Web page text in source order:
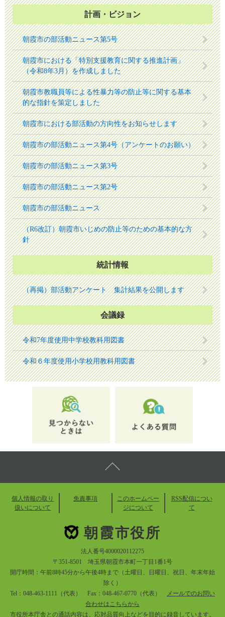
計画・ビジョン
朝霞市の部活動ニュース第5号
朝霞市における「特別支援教育に関する推進計画」
（令和8年3月）を作成しました
朝霞市教職員等による性暴力等の防止等に関する基本
的な指針を策定しました
朝霞市における部活動の方向性をお知らせします
朝霞市の部活動ニュース第4号（アンケートのお願い）
朝霞市の部活動ニュース第3号
朝霞市の部活動ニュース第2号
朝霞市の部活動ニュース
（R6改訂）朝霞市いじめの防止等のための基本的な方
針
統計情報
（再掲）部活動アンケート 集計結果を公開します
会議録
令和7年度使用中学校教科用図書
令和６年度使用小学校用教科用図書
個人情報の取り
扱いについて
免責事項
このホームペー
ジについて
RSS配信につい
て
朝霞市役所
法人番号4000020112275
〒351-8501 埼玉県朝霞市本町一丁目1番1号
開庁時間：午前8時45分から午後4時まで（土曜日、日曜日、祝日、年末年始
除く）
Tel：048-463-1111（代表） Fax：048-467-0770（代表）
メールでのお問い
合わせはこちらから
市役所本庁舎との通話内容は、応対品質向上などを目的に録音しています。